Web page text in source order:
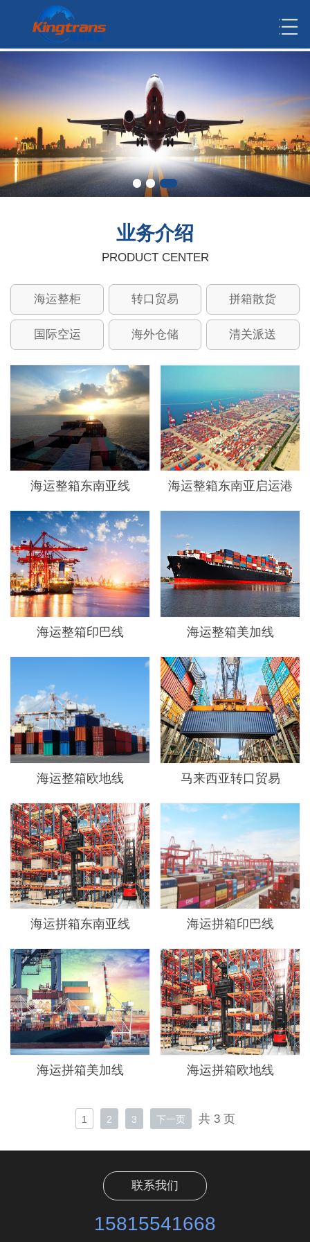
业务介绍
PRODUCT CENTER
海运整柜 转口贸易 拼箱散货
国际空运 海外仓储 清关派送
海运整箱东南亚线 海运整箱东南亚启运港
海运整箱印巴线 海运整箱美加线
海运整箱欧地线 马来西亚转口贸易
海运拼箱东南亚线 海运拼箱印巴线
海运拼箱美加线 海运拼箱欧地线
1 2 3 下一页 共 3 页
联系我们
15815541668